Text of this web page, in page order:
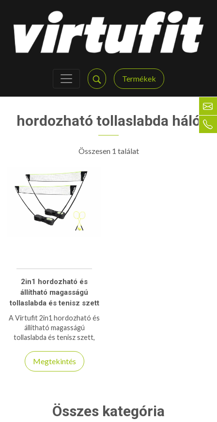
Termékek
hordozható tollaslabda háló
Összesen 1 találat
2in1 hordozható és
állítható magasságú
tollaslabda és tenisz szett
A Virtufit 2in1 hordozható és
állítható magasságú
tollaslabda és tenisz szett,
alkalmas, foci, röplabda, tengó,
strandtenisz...stb
Megtekintés
Összes kategória